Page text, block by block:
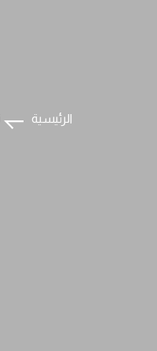
الرئيسية